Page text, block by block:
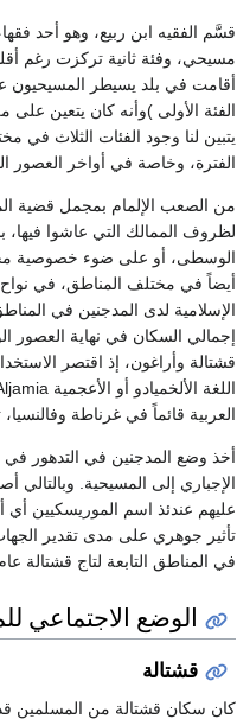
قسَّم الفقيه ابن ربيع، وهو أحد
مسيحي، وفئة ثانية تركزت رغم
أقامت في بلد يسيطر المسيحيون
الفئة الأولى )وأنه كان يتعين
يتبين لنا وجود الفئات الثلاث
الفترة، وخاصة في أواخر العصور
من الصعب الإلمام بمجمل قضية
لظروف الممالك التي عاشوا
الوسطى، أو على ضوء خصوصية مختلف
أيضاً في مختلف المناطق، في نواح
الإسلامية لدى المدجنين في
قشتالة وأراغون، إذ اقتصر
العربية قائماً في غرناطة وفالنسيا،
أخذ وضع المدجنين في التدهور في
الإجباري إلى المسيحية.
عليهم عندئذ اسم الموريسكيين أي
تأثير جوهري على مدى تقدير
في المناطق التابعة لتاج قشتالة عام 1520، وفي نابارا عام 1512، وفي كل من أراغون وفالنسيا وقطالونيا عام
الوضع الاجتماعي
قشتالة
كان سكان قشتالة من المسلمين